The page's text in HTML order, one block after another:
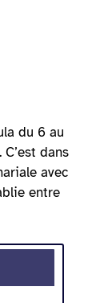
du 6 au
dans
avec
entre